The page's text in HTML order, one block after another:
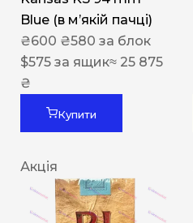
Blue (в мʼякій пачці)
₴600 ₴580 за блок
$575 за ящик≈ 25 875
₴
Купити
Акція